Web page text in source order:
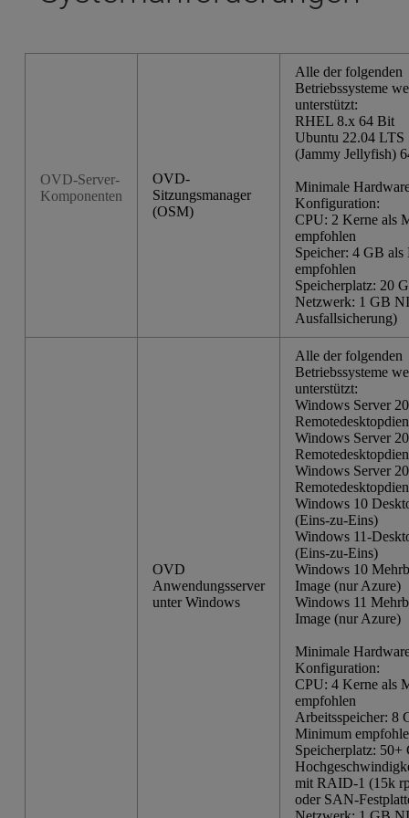
OVD-Server-
Komponenten
OVD-
Sitzungsmanager
(OSM)
Alle der folgenden
Betriebssysteme
unterstützt:
RHEL 8.x 64 Bit
Ubuntu 22.04 LTS
(Jammy Jellyfish)
Minimale
Konfiguration:
CPU: 2 Kerne als
empfohlen
Speicher: 4 GB
empfohlen
Speicherplatz: 20
Netzwerk: 1 GB
Ausfallsicherung)
OVD
Anwendungsserver
unter Windows
Alle der folgenden
Betriebssysteme
unterstützt:
Windows Server
Windows Server
Windows Server
Windows 10
(Eins-zu-Eins)
Windows 11-
(Eins-zu-Eins)
Windows 10
Image (nur Azure)
Windows 11
Image (nur Azure)
Minimale
Konfiguration:
CPU: 4 Kerne als
empfohlen
Arbeitsspeicher: 8
Minimum
Speicherplatz: 50+
mit RAID-1 (15k
oder SAN-